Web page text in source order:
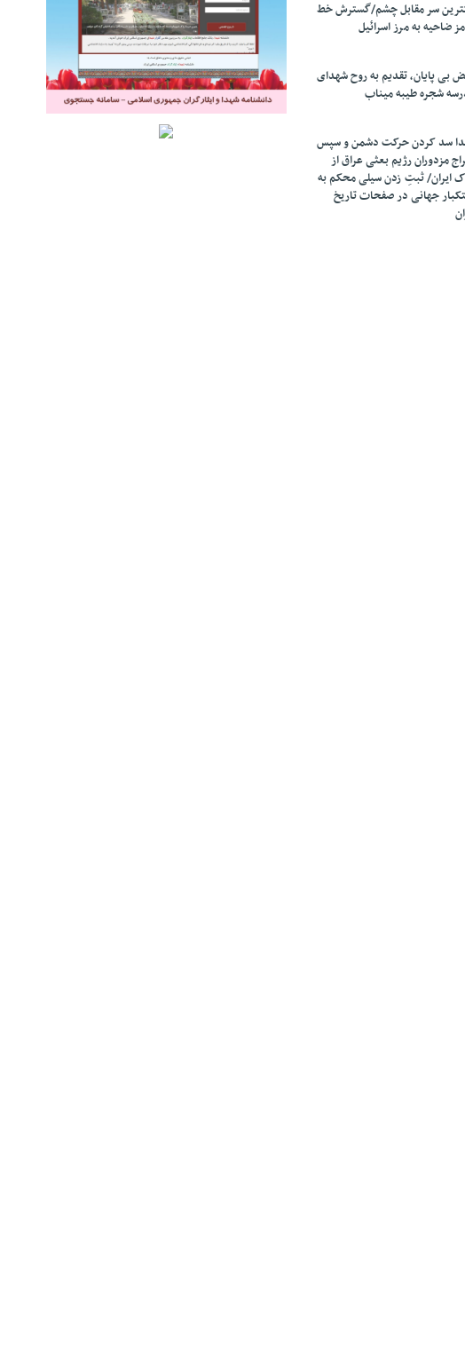
سر مقابل چشم/گسترش خط
ضاحیه به مرز اسرائیل
بی پایان، تقدیم به روح شهدای
شجره طیبه میناب
سد کردن حرکت دشمن و سپس
مزدوران رژیم بعثی عراق از
ایران/ ثبتِ زدن سیلی محکم به
جهانی در صفحات تاریخ